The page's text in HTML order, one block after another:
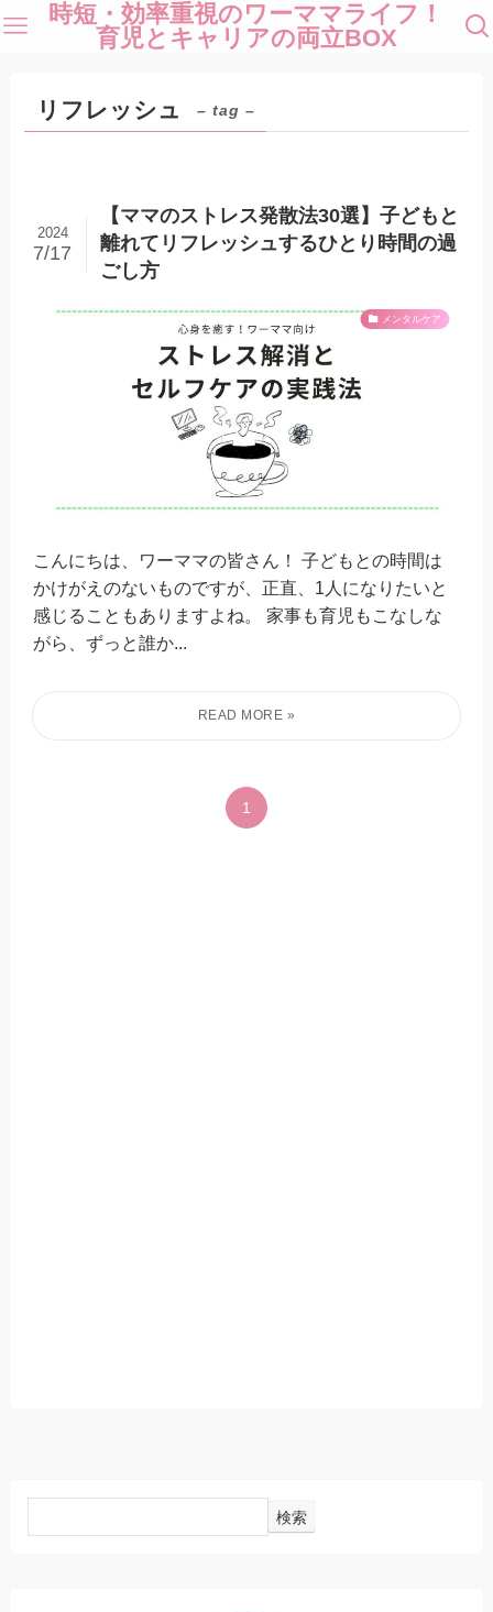
時短・効率重視のワーママライフ！
育児とキャリアの両立BOX
リフレッシュ – tag –
【ママのストレス発散法30選】子どもと
離れてリフレッシュするひとり時間の過
ごし方
2024
7/17
メンタルケア
こんにちは、ワーママの皆さん！ 子どもとの時間は
かけがえのないものですが、正直、1人になりたいと
感じることもありますよね。 家事も育児もこなしな
がら、ずっと誰か...
1
検索